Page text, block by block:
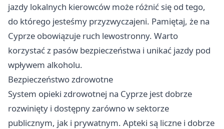
jazdy lokalnych kierowców może różnić się od tego,
do którego jesteśmy przyzwyczajeni. Pamiętaj, że na
Cyprze obowiązuje ruch lewostronny. Warto
korzystać z pasów bezpieczeństwa i unikać jazdy pod
wpływem alkoholu.
Bezpieczeństwo zdrowotne
System opieki zdrowotnej na Cyprze jest dobrze
rozwinięty i dostępny zarówno w sektorze
publicznym, jak i prywatnym. Apteki są liczne i dobrze